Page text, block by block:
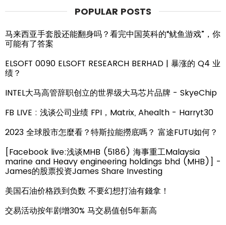
POPULAR POSTS
马来西亚手套股还能翻身吗？看完中国英科的“鱿鱼游戏”，你
可能有了答案
ELSOFT 0090 ELSOFT RESEARCH BERHAD | 暴涨的 Q4 业
绩？
INTEL大马高管辞职创立的世界级大马芯片品牌 - SkyeChip
FB LIVE : 浅谈公司业绩 FPI，Matrix, Ahealth - Harryt30
2023 全球股市怎麼看？特斯拉能撈底嗎？ 富途FUTU如何？
[Facebook live:浅谈MHB (5186) 海事重工Malaysia
marine and Heavy engineering holdings bhd (MHB)] -
James的股票投资James Share Investing
美国石油价格跌到负数 不要幻想打油有錢拿！
交易活动按年剧增30% 马交易值创5年新高